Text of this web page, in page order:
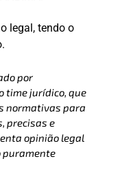
legal, tendo o
por
time jurídico, que
normativas para
precisas e
opinião legal
puramente